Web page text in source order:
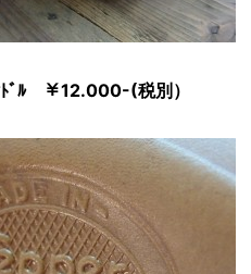
ﾞﾙ ￥12.000-(税別）